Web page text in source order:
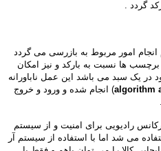
گردد .
امور مربوط به بازرسی می گردد
ها نسبت به بارکد و نیز امکان
یک سبد می باشد این عمل ناباورانه
algorithm) انجام شده و ورود و خروج
رادیویی برای امنیت و از سیستم
می شد اما با استفاده از سیستم آر